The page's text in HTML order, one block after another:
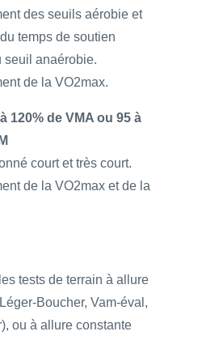
des seuils aérobie et
temps de soutien
seuil anaérobie.
de la VO2max.
120% de VMA ou 95 à
court et très court.
de la VO2max et de la
tests de terrain à allure
Boucher, Vam-éval,
ou à allure constante